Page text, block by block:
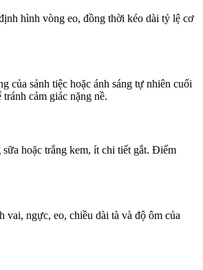
hình vòng eo, đồng thời kéo dài tỷ lệ cơ
của sảnh tiệc hoặc ánh sáng tự nhiên cuối
cảm giác nặng nề.
hoặc trắng kem, ít chi tiết gắt. Điểm
ngực, eo, chiều dài tà và độ ôm của